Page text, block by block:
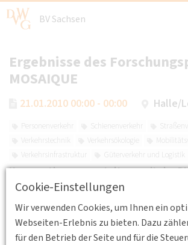
Cookie-Einstellungen
Wir verwenden Cookies, um Ihnen ein
Webseiten-Erlebnis zu bieten. Dazu
für den Betrieb der Seite und für die
BV Sachsen
Ergebnisse des
MOSAIQUE
21.01.2010 00:00 - 00:00 Halle/
Personenverkehr Schienenverkehr
Verkehrstechnik
Verkehrsökologie
Verkehrsinfrastruktur
Güterverkehr und Logistik
Kooperationsveranstaltung mit der
Sachsen-Anhalt
Referent: Herr Dr. W. Meier,
Verkehrsverbund (MDV)